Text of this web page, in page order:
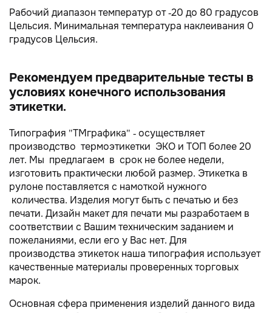
Рабочий диапазон температур от -20 до 80 градусов
Цельсия. Минимальная температура наклеивания 0
градусов Цельсия.
Рекомендуем предварительные тесты в
условиях конечного использования
этикетки.
Типография "ТМграфика" - осуществляет
производство термоэтикетки ЭКО и ТОП более 20
лет. Мы предлагаем в срок не более недели,
изготовить практически любой размер. Этикетка в
рулоне поставляется с намоткой нужного
количества. Изделия могут быть с печатью и без
печати. Дизайн макет для печати мы разработаем в
соответствии с Вашим техническим заданием и
пожеланиями, если его у Вас нет. Для
производства этикеток наша типография использует
качественные материалы проверенных торговых
марок.
Основная сфера применения изделий данного вида